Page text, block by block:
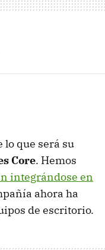
lo que será su
Core. Hemos
integrándose en
ahora ha
de escritorio.